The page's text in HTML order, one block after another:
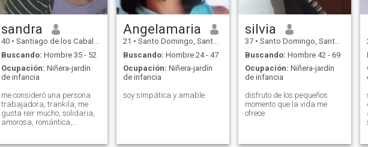
sandra
40 • Santiago de los Caballeros, Santiago, Rep. Dominicana
Buscando: Hombre 35 - 52
Ocupación: Niñera-jardín
de infancia
me consideró una persona
trabajadora, trankila, me
gusta reir mucho, solidaria,
amorosa, romántica,
Angelamaria
21 • Santo Domingo, Santo Domingo, Rep. Dominicana
Buscando: Hombre 24 - 47
Ocupación: Niñera-jardín
de infancia
soy simpática y amable
silvia
37 • Santo Domingo, Santo Domingo, Rep. Dominicana
Buscando: Hombre 42 - 69
Ocupación: Niñera-jardín
de infancia
disfruto de los pequeños
momento que la vida me
ofrece